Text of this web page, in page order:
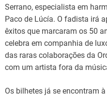
Serrano, especialista em
Paco de Lúcía. O fadista irá
êxitos que marcaram os 50
celebra em companhia de
das raras colaborações da
com um artista fora da
Os bilhetes já se encontram